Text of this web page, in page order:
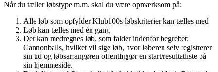
Når du tæller løbstype m.m. skal du være opmærksom på:
Alle løb som opfylder Klub100s løbskriterier kan tælles med
Løb kan tælles med én gang
Der kan medregnes løb, som falder indenfor begrebet;
Cannonballs, hvilket vil sige løb, hvor løberen selv registrerer
sin tid og løbsarrangøren offentliggør en start/resultatliste på
sin hjemmeside.